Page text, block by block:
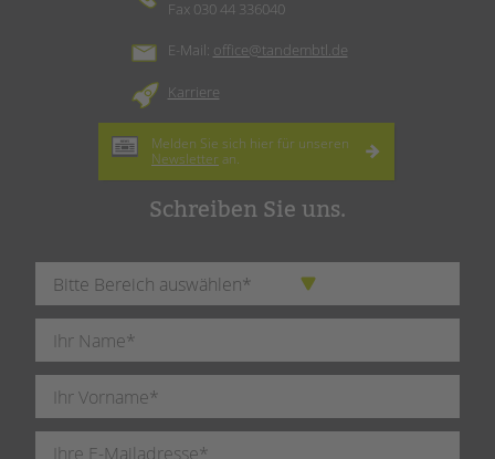
Fax 030 44 336040
E-Mail: office@tandembtl.de
Karriere
Melden Sie sich hier für unseren
Newsletter an.
Schreiben Sie uns.